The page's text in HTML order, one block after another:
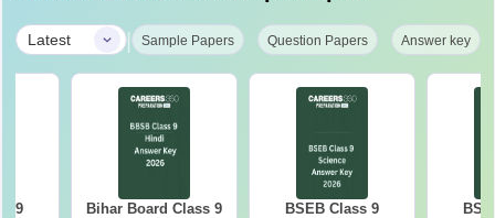
Latest | Sample Papers Question Papers Answer key
9
Bihar Board Class 9
BSEB Class 9